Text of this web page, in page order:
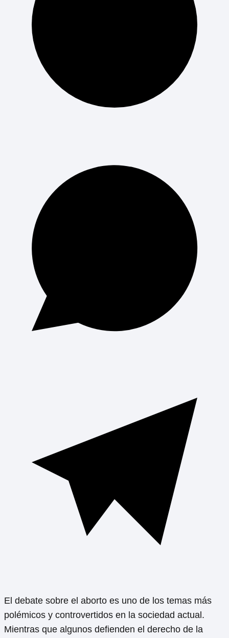
El debate sobre el aborto es uno de los temas más
polémicos y controvertidos en la sociedad actual.
Mientras que algunos defienden el derecho de la